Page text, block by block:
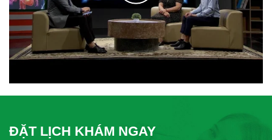
ĐẶT LỊCH KHÁM NGAY